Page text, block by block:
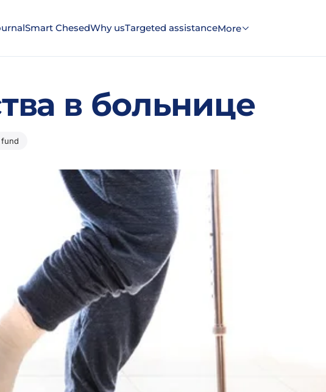
Smart ChesedWhy usTargeted assistanceMore
в больнице